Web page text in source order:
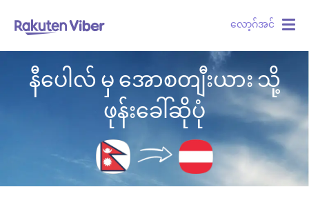
လော့ဂ်အင်
နီပေါလ် မှ အောစတျီးယား သို့
ဖုန်းခေါ်ဆိုပုံ